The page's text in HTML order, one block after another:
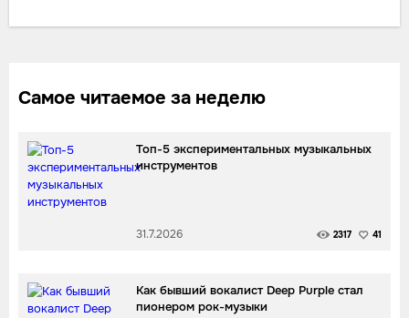
Самое читаемое за неделю
Топ-5 экспериментальных музыкальных
инструментов
31.7.2026 2317 41
Как бывший вокалист Deep Purple стал
пионером рок-музыки